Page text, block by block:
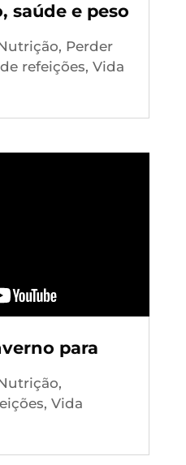
saúde e peso
, Perder
refeições, Vida
para
,
, Vida